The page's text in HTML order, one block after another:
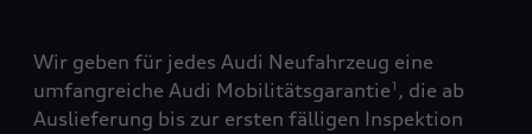
Wir geben für jedes Audi Neufahrzeug eine
umfangreiche Audi Mobilitätsgarantie1 , die ab
Auslieferung bis zur ersten fälligen Inspektion